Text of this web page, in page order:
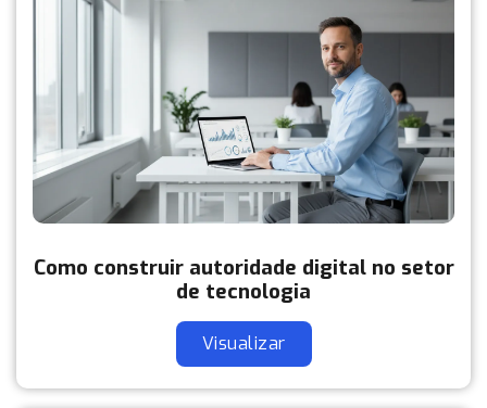
Como construir autoridade digital no setor
de tecnologia
Visualizar